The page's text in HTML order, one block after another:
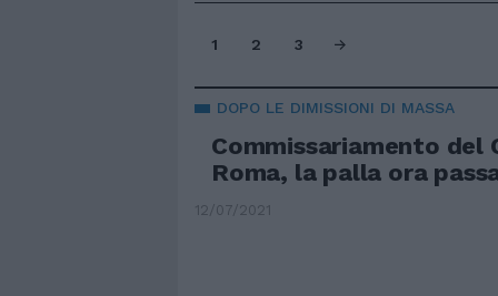
1 2 3
DOPO LE DIMISSIONI DI MASSA
Commissariamento del
Roma, la palla ora
12/07/2021